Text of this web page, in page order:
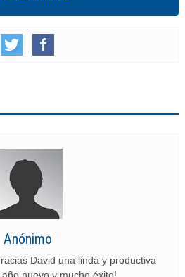
Anónimo
David una linda y productiva
nuevo y mucho éxito!